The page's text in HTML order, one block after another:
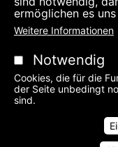
ermöglichen es
Weitere Informationen
Notwendig
Cookies, die für die
der Seite unbedingt
sind.